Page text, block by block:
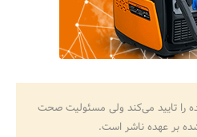
را تایید می‌کند ولی مسئولیت صحت
بر عهده ناشر است.